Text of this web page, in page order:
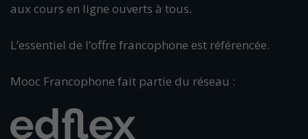
aux cours en ligne ouverts à tous.
L’essentiel de l’offre francophone est référencée.
Mooc Francophone fait partie du réseau :